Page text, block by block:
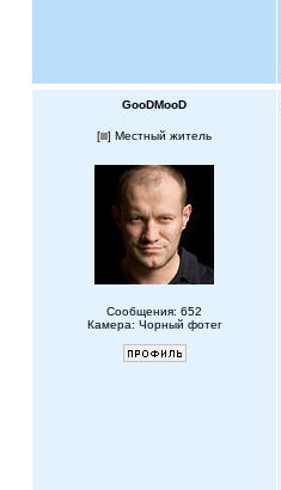
GooDMooD
[ ] Местный житель
Сообщения: 652
Камера: Чорный фотег